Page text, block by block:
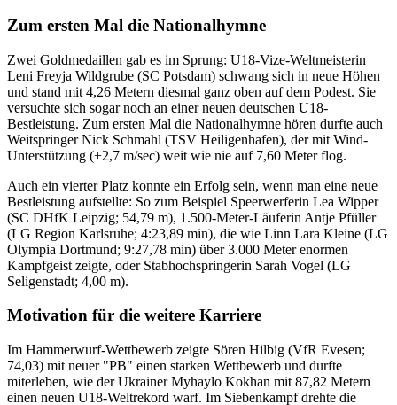
Zum ersten Mal die Nationalhymne
Zwei Goldmedaillen gab es im Sprung: U18-Vize-Weltmeisterin
Leni Freyja Wildgrube (SC Potsdam) schwang sich in neue Höhen
und stand mit 4,26 Metern diesmal ganz oben auf dem Podest. Sie
versuchte sich sogar noch an einer neuen deutschen U18-
Bestleistung. Zum ersten Mal die Nationalhymne hören durfte auch
Weitspringer Nick Schmahl (TSV Heiligenhafen), der mit Wind-
Unterstützung (+2,7 m/sec) weit wie nie auf 7,60 Meter flog.
Auch ein vierter Platz konnte ein Erfolg sein, wenn man eine neue
Bestleistung aufstellte: So zum Beispiel Speerwerferin Lea Wipper
(SC DHfK Leipzig; 54,79 m), 1.500-Meter-Läuferin Antje Pfüller
(LG Region Karlsruhe; 4:23,89 min), die wie Linn Lara Kleine (LG
Olympia Dortmund; 9:27,78 min) über 3.000 Meter enormen
Kampfgeist zeigte, oder Stabhochspringerin Sarah Vogel (LG
Seligenstadt; 4,00 m).
Motivation für die weitere Karriere
Im Hammerwurf-Wettbewerb zeigte Sören Hilbig (VfR Evesen;
74,03) mit neuer "PB" einen starken Wettbewerb und durfte
miterleben, wie der Ukrainer Myhaylo Kokhan mit 87,82 Metern
einen neuen U18-Weltrekord warf. Im Siebenkampf drehte die